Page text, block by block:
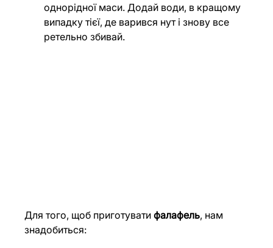
однорідної маси. Додай води, в кращому
випадку тієї, де варився нут і знову все
ретельно збивай.
Для того, щоб приготувати фалафель, нам
знадобиться: